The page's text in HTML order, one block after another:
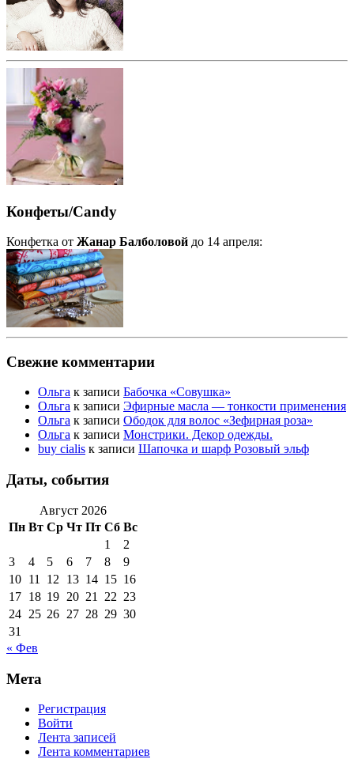
Конфеты/Candy
Конфетка от Жанар Балболовой до 14 апреля:
Свежие комментарии
Ольга к записи Бабочка «Совушка»
Ольга к записи Эфирные масла — тонкости применения
Ольга к записи Ободок для волос «Зефирная роза»
Ольга к записи Монстрики. Декор одежды.
buy cialis к записи Шапочка и шарф Розовый эльф
Даты, события
Август 2026
Пн Вт Ср Чт Пт Сб Вс
1
2
3
4 5 6 7 8
9
10 11 12 13 14 15 16
17 18 19 20 21 22 23
24 25 26 27 28 29 30
31
« Фев
Мета
Регистрация
Войти
Лента записей
Лента комментариев